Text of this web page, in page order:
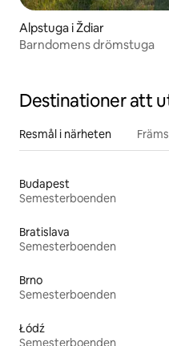
Alpstuga i Ždiar
Barndomens drömstuga
Destinationer att
Resmål i närheten
Budapest
Semesterboenden
Bratislava
Semesterboenden
Brno
Semesterboenden
Łódź
Semesterboenden